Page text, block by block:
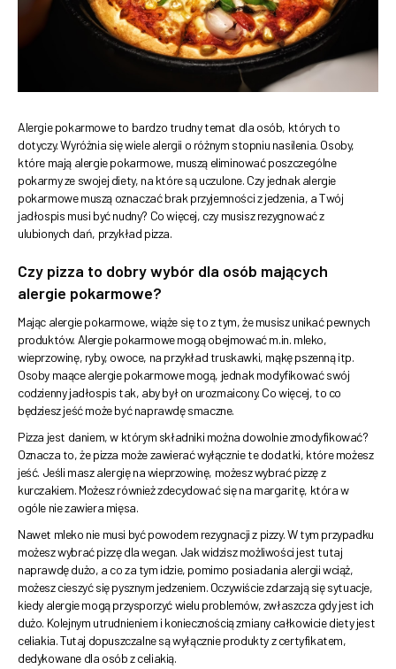
Alergie pokarmowe to bardzo trudny temat dla osób, których to
dotyczy. Wyróżnia się wiele alergii o różnym stopniu nasilenia. Osoby,
które mają alergie pokarmowe, muszą eliminować poszczególne
pokarmy ze swojej diety, na które są uczulone. Czy jednak alergie
pokarmowe muszą oznaczać brak przyjemności z jedzenia, a Twój
jadłospis musi być nudny? Co więcej, czy musisz rezygnować z
ulubionych dań, przykład pizza.
Czy pizza to dobry wybór dla osób mających
alergie pokarmowe?
Mając alergie pokarmowe, wiąże się to z tym, że musisz unikać pewnych
produktów. Alergie pokarmowe mogą obejmować m.in. mleko,
wieprzowinę, ryby, owoce, na przykład truskawki, mąkę pszenną itp.
Osoby maące alergie pokarmowe mogą, jednak modyfikować swój
codzienny jadłospis tak, aby był on urozmaicony. Co więcej, to co
będziesz jeść może być naprawdę smaczne.
Pizza jest daniem, w którym składniki można dowolnie zmodyfikować?
Oznacza to, że pizza może zawierać wyłącznie te dodatki, które możesz
jeść. Jeśli masz alergię na wieprzowinę, możesz wybrać pizzę z
kurczakiem. Możesz również zdecydować się na margaritę, która w
ogóle nie zawiera mięsa.
Nawet mleko nie musi być powodem rezygnacji z pizzy. W tym przypadku
możesz wybrać pizzę dla wegan. Jak widzisz możliwości jest tutaj
naprawdę dużo, a co za tym idzie, pomimo posiadania alergii wciąż,
możesz cieszyć się pysznym jedzeniem. Oczywiście zdarzają się sytuacje,
kiedy alergie mogą przysporzyć wielu problemów, zwłaszcza gdy jest ich
dużo. Kolejnym utrudnieniem i koniecznością zmiany całkowicie diety jest
celiakia. Tutaj dopuszczalne są wyłącznie produkty z certyfikatem,
dedykowane dla osób z celiakią.